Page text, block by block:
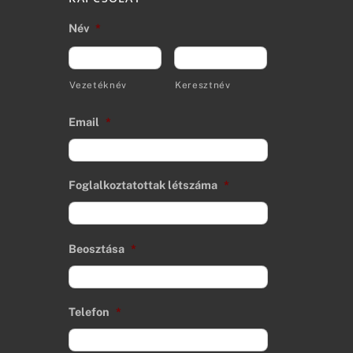
Név *
Vezetéknév Keresztnév
Email *
Foglalkoztatottak létszáma *
Beosztása *
Telefon *